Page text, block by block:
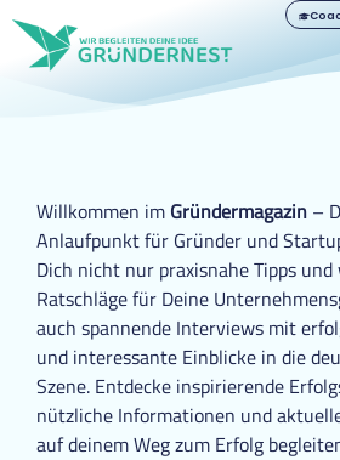
Willkommen im Gründermagazin –
Anlaufpunkt für Gründer und
Dich nicht nur praxisnahe Tipps
Ratschläge für Deine
auch spannende Interviews mit
und interessante Einblicke in die
Szene. Entdecke inspirierende
nützliche Informationen und
auf deinem Weg zum Erfolg